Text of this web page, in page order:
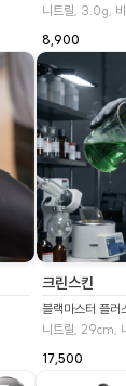
니트릴, 3.0g,
8,900
크린스킨
블랙마스터 플
니트릴, 29cm,
17,500